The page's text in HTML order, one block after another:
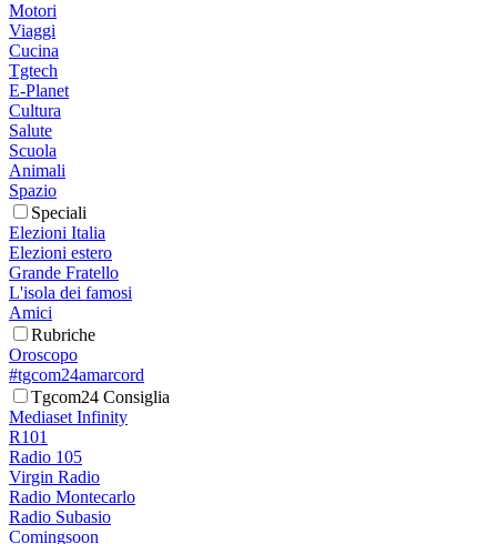
Motori
Viaggi
Cucina
Tgtech
E-Planet
Cultura
Salute
Scuola
Animali
Spazio
Speciali
Elezioni Italia
Elezioni estero
Grande Fratello
L'isola dei famosi
Amici
Rubriche
Oroscopo
#tgcom24amarcord
Tgcom24 Consiglia
Mediaset Infinity
R101
Radio 105
Virgin Radio
Radio Montecarlo
Radio Subasio
Comingsoon